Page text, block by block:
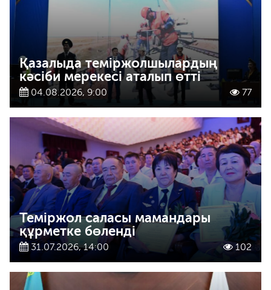
Қазалыда теміржолшылардың
кәсіби мерекесі аталып өтті
04.08.2026, 9:00 77
Теміржол саласы мамандары
құрметке бөленді
31.07.2026, 14:00 102